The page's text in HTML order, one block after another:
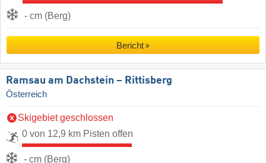
- cm (Berg)
Bericht
Ramsau am Dachstein – Rittisberg
Österreich
Skigebiet geschlossen
0 von 12,9 km Pisten offen
- cm (Berg)